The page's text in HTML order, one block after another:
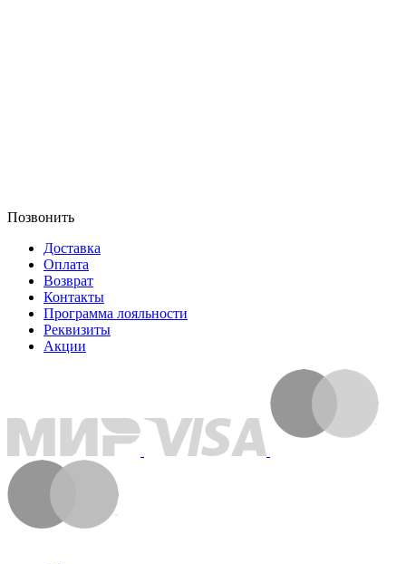
Позвонить
Доставка
Оплата
Возврат
Контакты
Программа лояльности
Реквизиты
Акции